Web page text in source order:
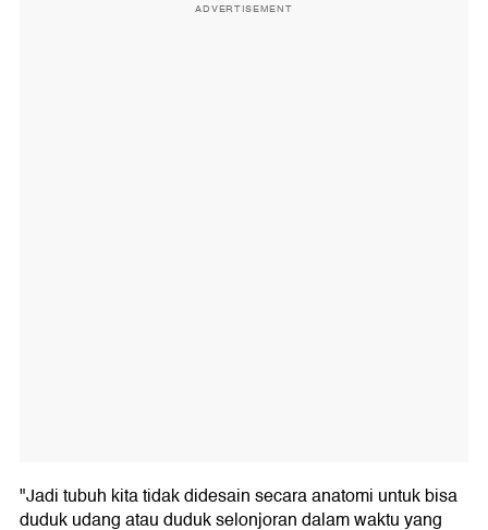
ADVERTISEMENT
"Jadi tubuh kita tidak didesain secara anatomi untuk bisa
duduk udang atau duduk selonjoran dalam waktu yang